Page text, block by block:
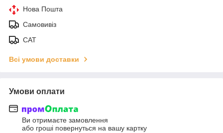
Нова Пошта
Самовивіз
САТ
Всі умови доставки
Умови оплати
Ви отримаєте замовлення
або гроші повернуться на вашу картку